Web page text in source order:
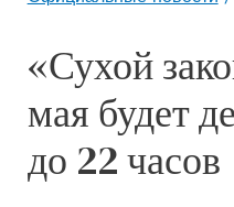
«Сухой
мая будет
до 22 часов